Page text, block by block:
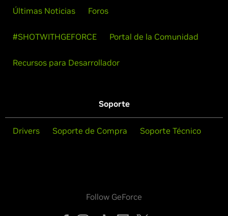
Últimas Noticias Foros
#SHOTWITHGEFORCE Portal de la Comunidad
Recursos para Desarrollador
Soporte
Drivers Soporte de Compra Soporte Técnico
Follow GeForce